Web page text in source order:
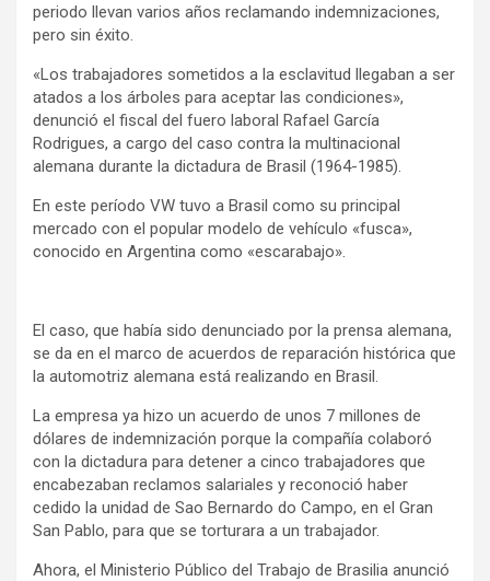
periodo llevan varios años reclamando indemnizaciones,
pero sin éxito.
«Los trabajadores sometidos a la esclavitud llegaban a ser
atados a los árboles para aceptar las condiciones»,
denunció el fiscal del fuero laboral Rafael García
Rodrigues, a cargo del caso contra la multinacional
alemana durante la dictadura de Brasil (1964-1985).
En este período VW tuvo a Brasil como su principal
mercado con el popular modelo de vehículo «fusca»,
conocido en Argentina como «escarabajo».
El caso, que había sido denunciado por la prensa alemana,
se da en el marco de acuerdos de reparación histórica que
la automotriz alemana está realizando en Brasil.
La empresa ya hizo un acuerdo de unos 7 millones de
dólares de indemnización porque la compañía colaboró
con la dictadura para detener a cinco trabajadores que
encabezaban reclamos salariales y reconoció haber
cedido la unidad de Sao Bernardo do Campo, en el Gran
San Pablo, para que se torturara a un trabajador.
Ahora, el Ministerio Público del Trabajo de Brasilia anunció